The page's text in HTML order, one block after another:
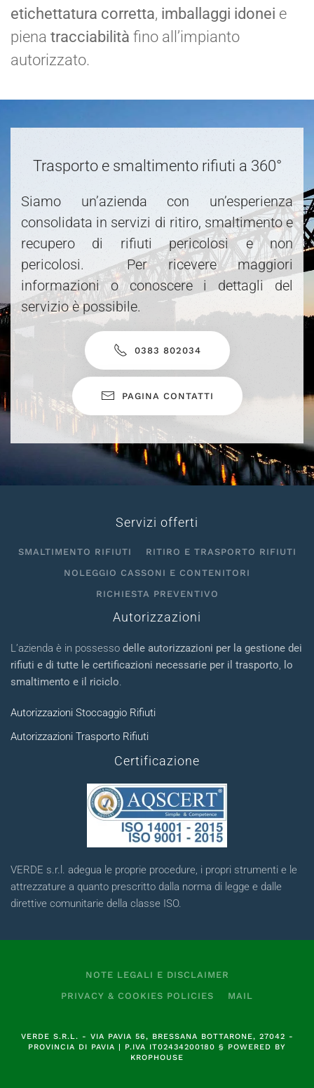
etichettatura corretta, imballaggi idonei e
piena tracciabilità fino all’impianto
autorizzato.
Trasporto e smaltimento rifiuti a 360°
Siamo un’azienda con un’esperienza
consolidata in servizi di ritiro, smaltimento e
recupero di rifiuti pericolosi e non
pericolosi. Per ricevere maggiori
informazioni o conoscere i dettagli del
servizio è possibile.
0383 802034
PAGINA CONTATTI
Servizi offerti
SMALTIMENTO RIFIUTI
RITIRO E TRASPORTO RIFIUTI
NOLEGGIO CASSONI E CONTENITORI
RICHIESTA PREVENTIVO
Autorizzazioni
L’azienda è in possesso delle autorizzazioni per la gestione dei
rifiuti e di tutte le certificazioni necessarie per il trasporto, lo
smaltimento e il riciclo.
Autorizzazioni Stoccaggio Rifiuti
Autorizzazioni Trasporto Rifiuti
Certificazione
VERDE s.r.l. adegua le proprie procedure, i propri strumenti e le
attrezzature a quanto prescritto dalla norma di legge e dalle
direttive comunitarie della classe ISO.
NOTE LEGALI E DISCLAIMER
PRIVACY & COOKIES POLICIES
MAIL
VERDE S.R.L. - VIA PAVIA 56, BRESSANA BOTTARONE, 27042 -
PROVINCIA DI PAVIA | P.IVA IT02434200180 § POWERED BY
KROPHOUSE